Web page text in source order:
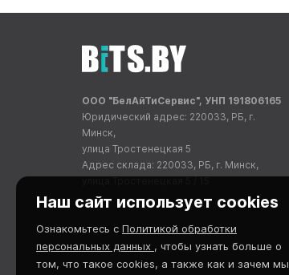
ООО "БелАйТиСервис", УНП 191806165
Юридический адрес: 220033, РБ, г.
Минск,
улица Тростенецкая 5
Адрес склада: 220033, РБ, г. Минск,
Наш сайт использует cookies
Ознакомьтесь с Политикой обработки
персональных данных , чтобы узнать больше о
том, что такое cookies, а также как и зачем мы